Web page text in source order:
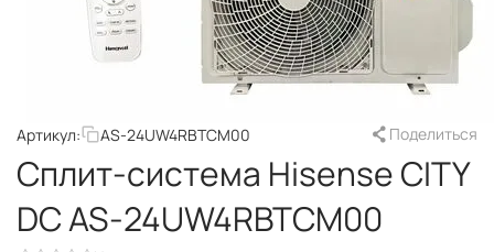
Артикул: AS-24UW4RBTCM00 Поделиться
Сплит-система Hisense CITY
DC AS-24UW4RBTCM00